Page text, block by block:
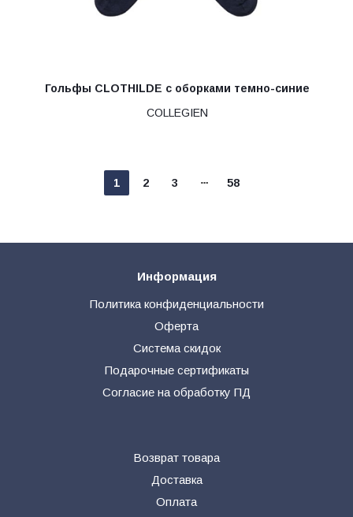
Гольфы CLOTHILDE с оборками темно-синие
COLLEGIEN
1 2 3 58
Информация
Политика конфиденциальности
Оферта
Система скидок
Подарочные сертификаты
Согласие на обработку ПД
Возврат товара
Доставка
Оплата